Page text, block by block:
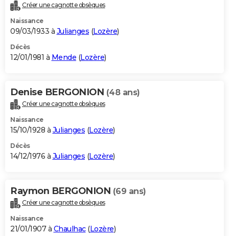
Créer une cagnotte obsèques
Naissance
09/03/1933 à Julianges (Lozère)
Décès
12/01/1981 à Mende (Lozère)
Denise BERGONION (48 ans)
Créer une cagnotte obsèques
Naissance
15/10/1928 à Julianges (Lozère)
Décès
14/12/1976 à Julianges (Lozère)
Raymon BERGONION (69 ans)
Créer une cagnotte obsèques
Naissance
21/01/1907 à Chaulhac(Lozère)